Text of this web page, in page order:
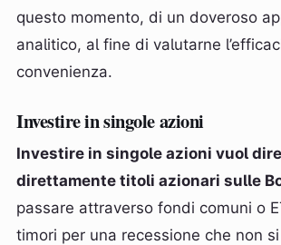
questo momento, di un doveroso
analitico, al fine di valutarne
convenienza.
Investire in singole azioni
Investire in singole azioni vuol
direttamente titoli azionari sulle
passare attraverso fondi comuni o
timori per una recessione che non